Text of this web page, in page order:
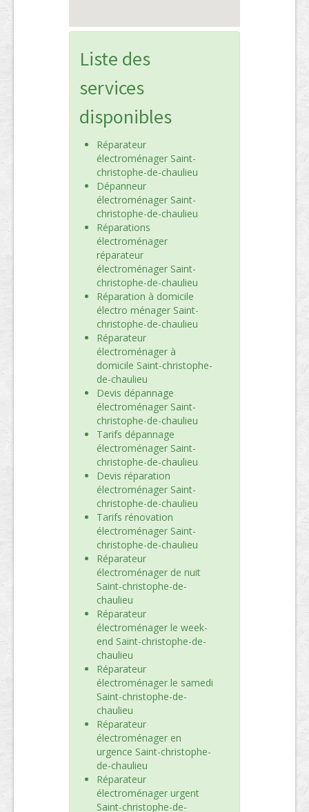
Liste des
services
disponibles
Réparateur
électroménager Saint-
christophe-de-chaulieu
Dépanneur
électroménager Saint-
christophe-de-chaulieu
Réparations
électroménager
réparateur
électroménager Saint-
christophe-de-chaulieu
Réparation à domicile
électro ménager Saint-
christophe-de-chaulieu
Réparateur
électroménager à
domicile Saint-christophe-
de-chaulieu
Devis dépannage
électroménager Saint-
christophe-de-chaulieu
Tarifs dépannage
électroménager Saint-
christophe-de-chaulieu
Devis réparation
électroménager Saint-
christophe-de-chaulieu
Tarifs rénovation
électroménager Saint-
christophe-de-chaulieu
Réparateur
électroménager de nuit
Saint-christophe-de-
chaulieu
Réparateur
électroménager le week-
end Saint-christophe-de-
chaulieu
Réparateur
électroménager le samedi
Saint-christophe-de-
chaulieu
Réparateur
électroménager en
urgence Saint-christophe-
de-chaulieu
Réparateur
électroménager urgent
Saint-christophe-de-